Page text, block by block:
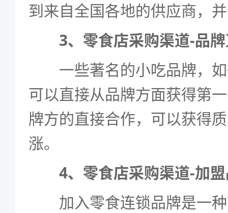
到来自全国各地的供应商，
3、零食店采购渠道-品
一些著名的小吃品牌，如
可以直接从品牌方面获得第
牌方的直接合作，可以获得
涨。
4、零食店采购渠道-加
加入零食连锁品牌是一种